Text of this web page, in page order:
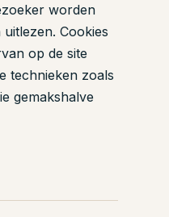
worden
Cookies
op de site
technieken zoals
gemakshalve